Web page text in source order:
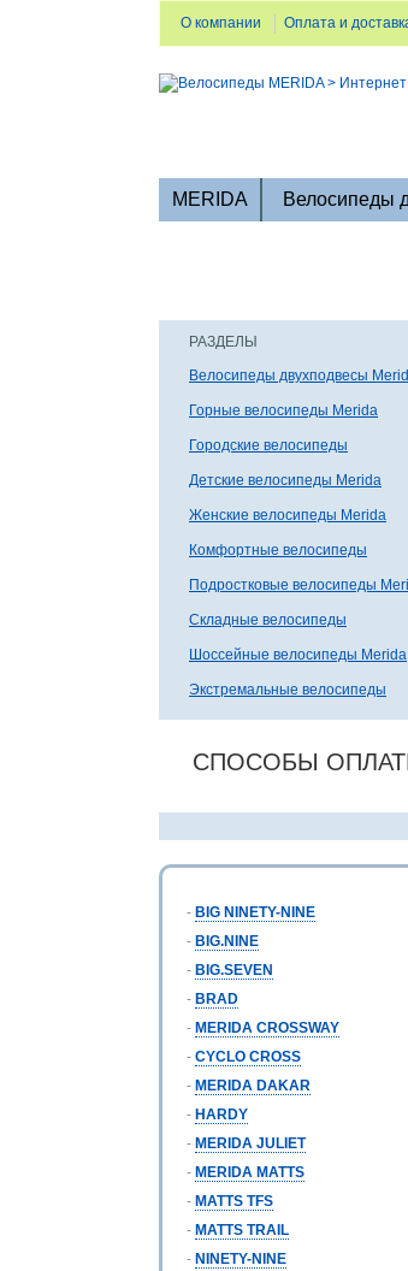
О компании Оплата и
MERIDA Велосипеды
РАЗДЕЛЫ
Велосипеды двухподвесы
Горные велосипеды Merida
Городские велосипеды
Детские велосипеды Merida
Женские велосипеды Merida
Комфортные велосипеды
Подростковые велосипеды
Складные велосипеды
Шоссейные велосипеды Merida
Экстремальные велосипеды
СПОСОБЫ
- BIG NINETY-NINE
- BIG.NINE
- BIG.SEVEN
- BRAD
- MERIDA CROSSWAY
- CYCLO CROSS
- MERIDA DAKAR
- HARDY
- MERIDA JULIET
- MERIDA MATTS
- MATTS TFS
- MATTS TRAIL
- NINETY-NINE